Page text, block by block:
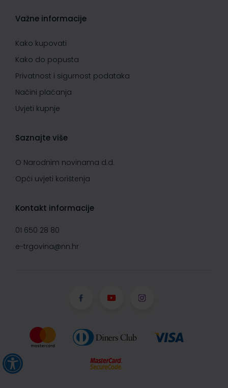
Važne informacije
Kako kupovati
Kako do popusta
Privatnost i sigurnost podataka
Načini plaćanja
Uvjeti kupnje
Saznajte više
O Narodnim novinama d.d.
Opći uvjeti korištenja
Kontakt informacije
01 650 28 80
e-trgovina@nn.hr